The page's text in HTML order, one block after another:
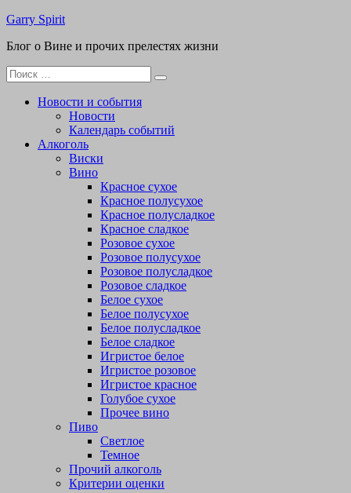
Перейти
содержимому
Garry Spirit
Блог о Вине и прочих прелестях жизни
Поиск
для:
Новости и события
Новости
Календарь событий
Алкоголь
Виски
Вино
Красное сухое
Красное полусухое
Красное полусладкое
Красное сладкое
Розовое сухое
Розовое полусухое
Розовое полусладкое
Розовое сладкое
Белое сухое
Белое полусухое
Белое полусладкое
Белое сладкое
Игристое белое
Игристое розовое
Игристое красное
Голубое сухое
Прочее вино
Пиво
Светлое
Темное
Прочий алкоголь
Критерии оценки